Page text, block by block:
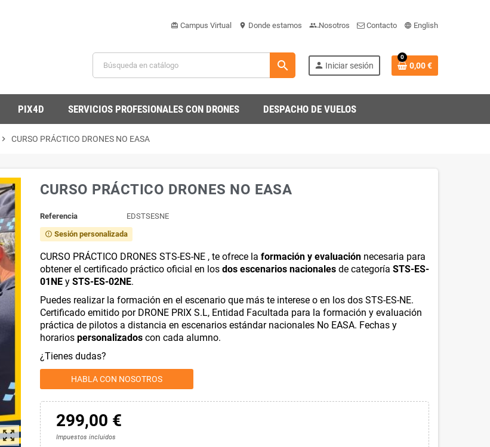
card_giftcard Campus Virtual location_on Donde estamos people-team
Nosotros Contacto English
search person Iniciar sesión
0
0,00 €
PIX4D SERVICIOS PROFESIONALES CON DRONES DESPACHO DE VUELOS
chevron_right CURSO PRÁCTICO DRONES NO EASA
zoom_out_map
CURSO PRÁCTICO DRONES NO EASA
Referencia EDSTSESNE
error_outline Sesión personalizada
CURSO PRÁCTICO DRONES STS-ES-NE , te ofrece la formación y evaluaciónnecesaria para
obtener el certificado práctico oficial en losdos escenarios nacionales de categoría STS-ES-
01NEy STS-ES-02NE.
Puedes realizar la formación en el escenario que más te interese o en los dos STS-ES-NE.
Certificado emitido por DRONE PRIX S.L, Entidad Facultada para la formación y evaluación
práctica de pilotos a distancia en escenarios estándar nacionales No EASA. Fechas y
horarios personalizadoscon cada alumno.
¿Tienes dudas?
HABLA CON NOSOTROS
299,00 €
Impuestos incluidos